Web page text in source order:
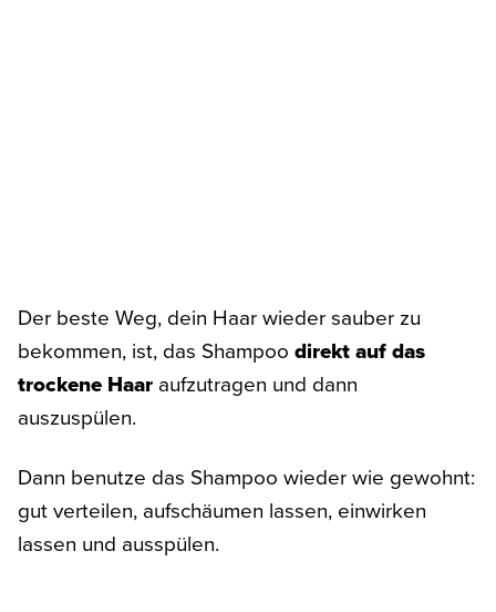
Der beste Weg, dein Haar wieder sauber zu
bekommen, ist, das Shampoo direkt auf das
trockene Haar aufzutragen und dann
auszuspülen.
Dann benutze das Shampoo wieder wie gewohnt:
gut verteilen, aufschäumen lassen, einwirken
lassen und ausspülen.